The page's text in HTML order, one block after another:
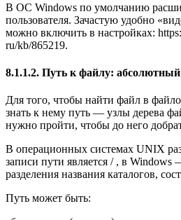
В ОС Windows по умолчанию
пользователя. Зачастую удобно
можно включить в настройках:
ru/kb/865219.
8.1.1.2. Путь к файлу:
Для того, чтобы найти файл в
знать к нему путь — узлы дерева
нужно пройти, чтобы до него
В операционных системах UNIX
записи пути является / , в Windows
разделения названия каталогов,
Путь может быть: